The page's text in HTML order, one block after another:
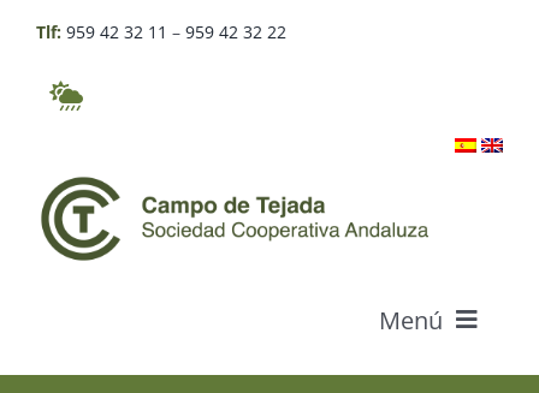
contenido
Tlf: 959 42 32 11 – 959 42 32 22
Menú